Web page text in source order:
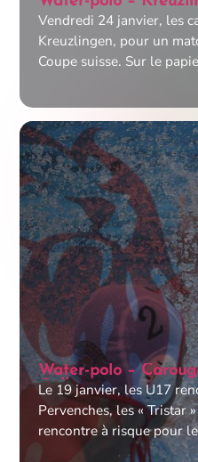
correction
Vendredi 24 janvier, les
Kreuzlingen, pour un
Coupe suisse. Sur le
Water-polo –
Gall
Le 19 janvier, les U17
Pervenches, les « Tristar
rencontre à risque pour
adverse a, en